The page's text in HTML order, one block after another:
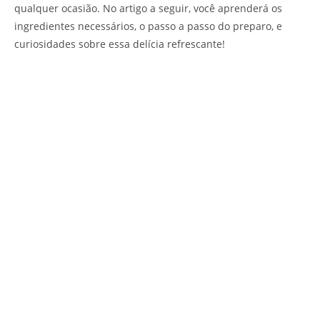
qualquer ocasião. No artigo a seguir, você aprenderá os
ingredientes necessários, o passo a passo do preparo, e
curiosidades sobre essa delícia refrescante!